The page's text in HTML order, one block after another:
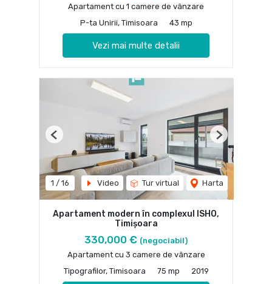
Apartament cu 1 camere de vânzare
P-ta Unirii, Timisoara
43 mp
Vezi mai multe detalii
1 / 16 Video Tur virtual Harta
Previous Next
Apartament modern în complexul ISHO,
Timișoara
330,000 € (negociabil)
Apartament cu 3 camere de vânzare
Tipografilor, Timisoara
75 mp 2019